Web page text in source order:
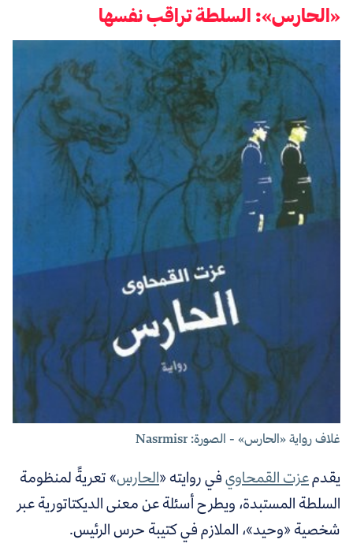
«الحارس»: السلطة تراقب نفسها
غلاف رواية «الحارس» - الصورة: Nasrmisr
يقدمعزت القمحاويفي روايته «الحارس» تعريةً لمنظومة
السلطة المستبدة، ويطرح أسئلة عن معنى الديكتاتورية عبر
شخصية «وحيد»، الملازم في كتيبة حرس الرئيس.